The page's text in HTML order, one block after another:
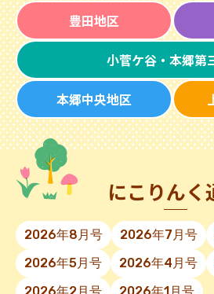
豊田地区
小菅ケ谷・本郷第
本郷中央地区
にこりんく
2026年8月号 2026年7月号
2026年5月号
2026年4月号